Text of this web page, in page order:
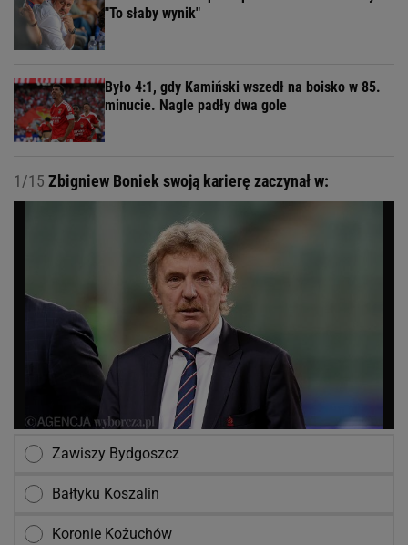
"To słaby wynik"
Było 4:1, gdy Kamiński wszedł na boisko w 85.
minucie. Nagle padły dwa gole
1/15 Zbigniew Boniek swoją karierę zaczynał w:
Zawiszy Bydgoszcz
Bałtyku Koszalin
Koronie Kożuchów